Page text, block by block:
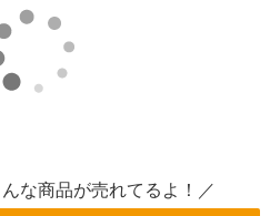
な商品が売れてるよ！／